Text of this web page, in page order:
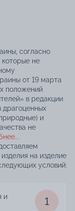
согласно
не
от 19 марта
положений
в редакции
драгоценных
и
не
на изделие
условий:
и
1